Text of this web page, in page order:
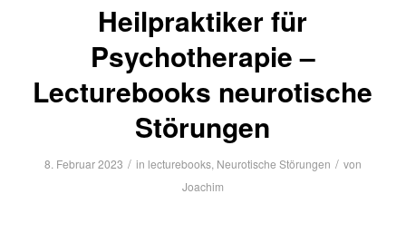
Heilpraktiker für
Psychotherapie –
Lecturebooks neurotische
Störungen
8. Februar 2023 / in lecturebooks, Neurotische Störungen / von
Joachim